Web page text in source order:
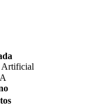
Artificial